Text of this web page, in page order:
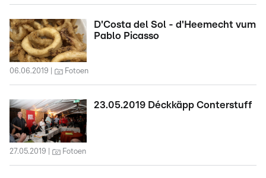
D'Costa del Sol - d'Heemecht vum
Pablo Picasso
06.06.2019 Fotoen
23.05.2019 Déckkäpp Conterstuff
27.05.2019 Fotoen